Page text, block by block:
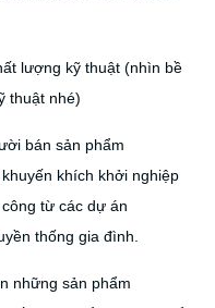
lượng kỹ thuật (nhìn bề
thuật nhé)
bán sản phẩm
khích khởi nghiệp
từ các dự án
thống gia đình.
những sản phẩm